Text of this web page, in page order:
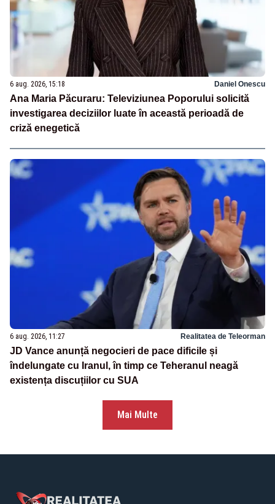
6 aug. 2026, 15:18 Daniel Onescu
Ana Maria Păcuraru: Televiziunea Poporului solicită
investigarea deciziilor luate în această perioadă de
criză enegetică
6 aug. 2026, 11:27 Realitatea de Teleorman
JD Vance anunță negocieri de pace dificile și
îndelungate cu Iranul, în timp ce Teheranul neagă
existența discuțiilor cu SUA
Mai Multe